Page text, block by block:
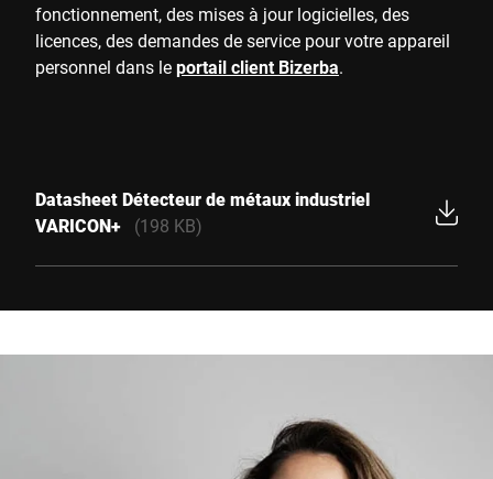
fonctionnement, des mises à jour logicielles, des
licences, des demandes de service pour votre appareil
personnel dans leportail client Bizerba.
Datasheet Détecteur de métaux industriel
VARICON+
(198 KB)